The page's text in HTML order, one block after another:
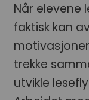
Når elevene
faktisk kan
trekke
utvikle